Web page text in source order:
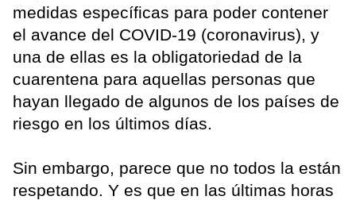
medidas específicas para poder contener
el avance del COVID-19 (coronavirus), y
una de ellas es la obligatoriedad de la
cuarentena para aquellas personas que
hayan llegado de algunos de los países de
riesgo en los últimos días.
Sin embargo, parece que no todos la están
respetando. Y es que en las últimas horas